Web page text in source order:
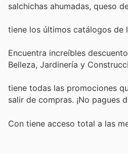
salchichas ahumadas, queso
tiene los últimos catálogos de
Encuentra increíbles
Belleza, Jardinería y
tiene todas las promociones
salir de compras. ¡No pagues
Con tiene acceso total a las